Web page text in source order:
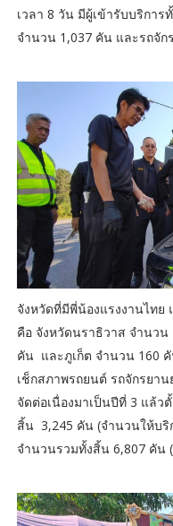
เวลา 8 วัน มีผู้เข้ารับบริกา
จำนวน 1,037 คัน และรถจั
จังหวัดที่มีพี่น้องแรงงานไท
คือ จังหวัดนราธิวาส จำนว
คัน และภูเก็ต จำนวน 160
เช็กสภาพรถยนต์ รถจักรยา
จัดต่อเนื่องมาเป็นปีที่ 3 แล้ว
สิ้น 3,245 คัน (จำนวนให้บริ
จำนวนรวมทั้งสิ้น 6,807 คัน